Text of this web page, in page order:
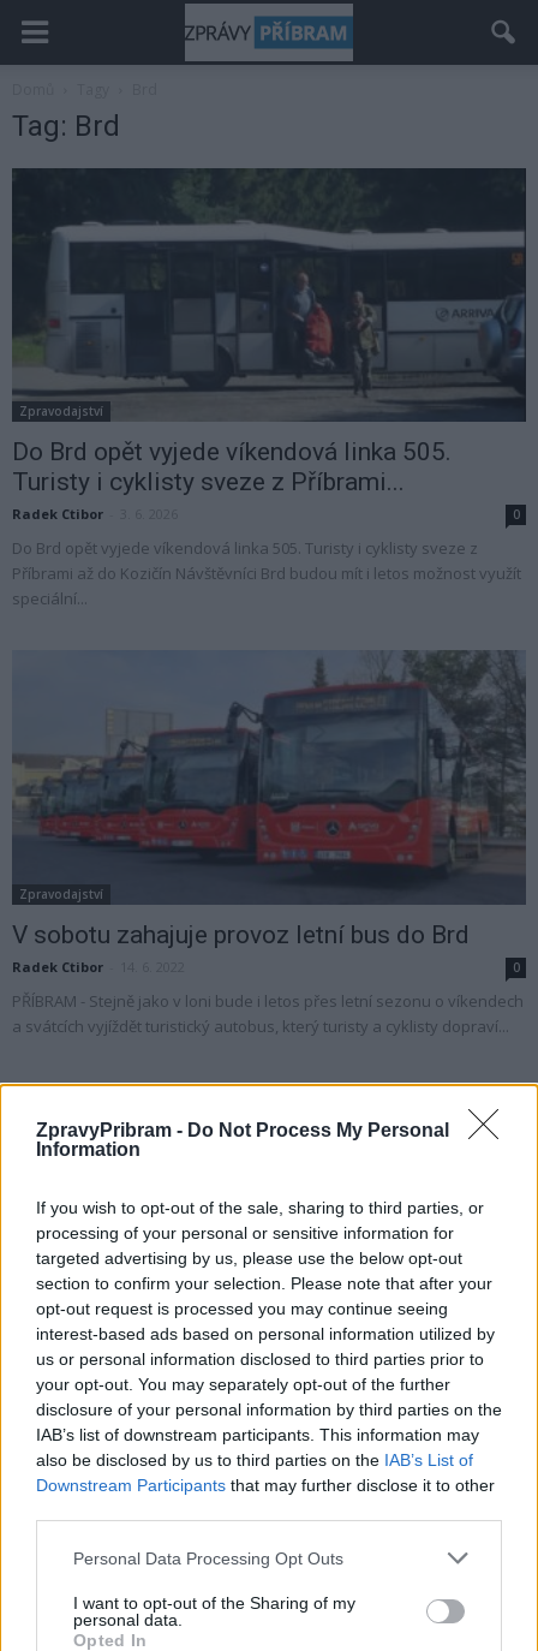
ZpravyPribram - Do Not Process My Personal
Information
If you wish to opt-out of the sale, sharing to third parties, or
processing of your personal or sensitive information for
targeted advertising by us, please use the below opt-out
section to confirm your selection. Please note that after your
opt-out request is processed you may continue seeing
interest-based ads based on personal information utilized by
us or personal information disclosed to third parties prior to
your opt-out. You may separately opt-out of the further
disclosure of your personal information by third parties on the
IAB’s list of downstream participants. This information may
also be disclosed by us to third parties on the IAB’s List of
Downstream Participants that may further disclose it to other
Personal Data Processing Opt Outs
I want to opt-out of the Sharing of my
personal data.
Opted In
Tag: Brd
Zpravodajství
Do Brd opět vyjede víkendová linka 505.
Turisty i cyklisty sveze z Příbrami...
Radek Ctibor 0
Do Brd opět vyjede víkendová linka 505. Turisty i cyklisty sveze z
Příbrami až do Kozičín Návštěvníci Brd budou mít i letos možnost využít
speciální...
Zpravodajství
V sobotu zahajuje provoz letní bus do Brd
Radek Ctibor 0
PŘÍBRAM - Stejně jako v loni bude i letos přes letní sezonu o víkendech
a svátcích vyjíždět turistický autobus, který turisty a cyklisty dopraví...
Obděnice vzpomínaly na filmovou legendu
6. 8. 2026
Většina koupališť na Příbramsku nabízí výborné
podmínky. Horší voda je jen...
4. 8. 2026
Příbram modernizuje parkovací automaty.
Přibudou i tři nové poblíž Svaté Hory
NEJČTENĚJŠÍ ČLÁNKY